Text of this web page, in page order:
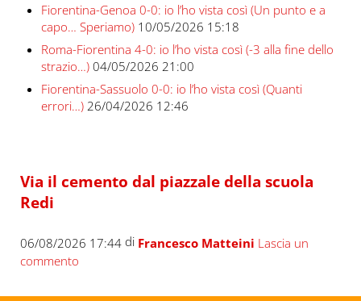
Fiorentina-Genoa 0-0: io l’ho vista così (Un punto e a
capo… Speriamo) 10/05/2026 15:18
Roma-Fiorentina 4-0: io l’ho vista così (-3 alla fine dello
strazio…) 04/05/2026 21:00
Fiorentina-Sassuolo 0-0: io l’ho vista così (Quanti
errori…) 26/04/2026 12:46
Via il cemento dal piazzale della scuola
Redi
06/08/2026 17:44di Francesco Matteini Lascia un
commento